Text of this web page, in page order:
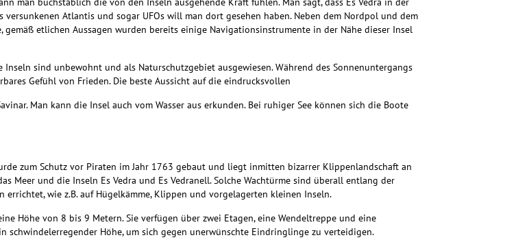
Atlantis und sogar UFOs will man dort gesehen haben. Neben dem Nordpol und dem
etlichen Aussagen wurden bereits einige Navigationsinstrumente in der Nähe dieser Insel
Inseln sind unbewohnt und als Naturschutzgebiet ausgewiesen.Während des Sonnenuntergangs
Gefühl von Frieden. Die beste Aussicht auf die eindrucksvollen
Man kann die Insel auch vom Wasser aus erkunden. Bei ruhiger See können sich die Boote
zum Schutz vor Piraten im Jahr 1763 gebaut und liegt inmitten bizarrer Klippenlandschaft an
Meer und die Inseln Es Vedra und Es Vedranell. Solche Wachtürme sind überall entlang der
wie z.B. auf Hügelkämme, Klippen und vorgelagerten kleinen Inseln.
Höhe von 8 bis 9 Metern. Sie verfügen über zwei Etagen, eine Wendeltreppe und eine
schwindelerregender Höhe, um sich gegen unerwünschte Eindringlinge zu verteidigen.